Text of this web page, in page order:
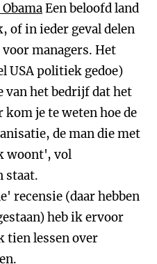
Een beloofd land
of in ieder geval delen
managers. Het
USA politiek gedoe)
van het bedrijf dat het
je te weten hoe de
de man die met
woont', vol
staat.
recensie (daar hebben
heb ik ervoor
tien lessen over